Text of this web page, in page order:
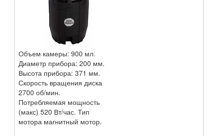
Объем камеры: 900 мл.
Диаметр прибора: 200 мм.
Высота прибора: 371 мм.
Скорость вращения диска
2700 об/мин.
Потребляемая мощность
(макс) 520 Вт/час. Тип
мотора магнитный мотор.